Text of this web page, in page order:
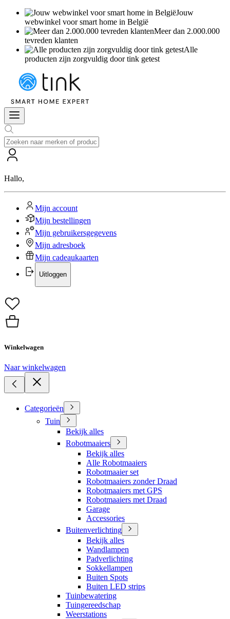
Jouw
webwinkel voor smart home in België
Meer dan 2.000.000
tevreden klanten
Alle
producten zijn zorgvuldig door tink getest
Hallo,
Mijn account
Mijn bestellingen
Mijn gebruikersgegevens
Mijn adresboek
Mijn cadeaukaarten
Uitloggen
Winkelwagen
Naar winkelwagen
Categorieën
Tuin
Bekijk alles
Robotmaaiers
Bekijk alles
Alle Robotmaaiers
Robotmaaier set
Robotmaaiers zonder Draad
Robotmaaiers met GPS
Robotmaaiers met Draad
Garage
Accessories
Buitenverlichting
Bekijk alles
Wandlampen
Padverlichting
Sokkellampen
Buiten Spots
Buiten LED strips
Tuinbewatering
Tuingereedschap
Weerstations